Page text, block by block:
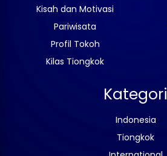
Kisah dan Motivasi
Pariwisata
Profil Tokoh
Kilas Tiongkok
Kategori
Indonesia
Tiongkok